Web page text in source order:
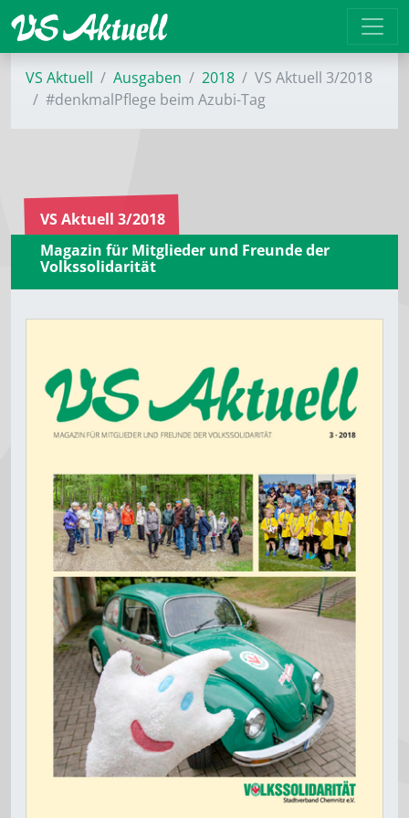
VS Aktuell Ausgaben 2018
VS Aktuell 3/2018
#denkmalPflege beim Azubi-Tag
VS Aktuell 3/2018
Magazin für Mitglieder und Freunde der
Volkssolidarität